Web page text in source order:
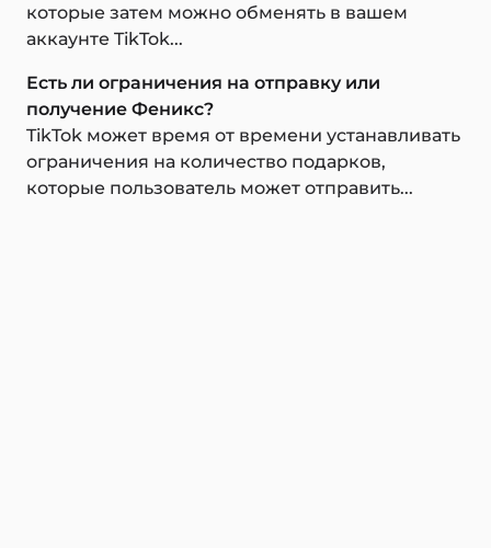
которые затем можно обменять в вашем
аккаунте TikTok...
Есть ли ограничения на отправку или
получение Феникс?
TikTok может время от времени устанавливать
ограничения на количество подарков,
которые пользователь может отправить...